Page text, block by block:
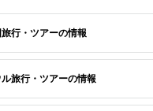
行・ツアーの情報
ル旅行・ツアーの情報